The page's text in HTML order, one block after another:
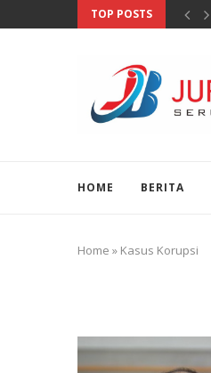
TOP POSTS
HOME BERITA
Home » Kasus Korupsi